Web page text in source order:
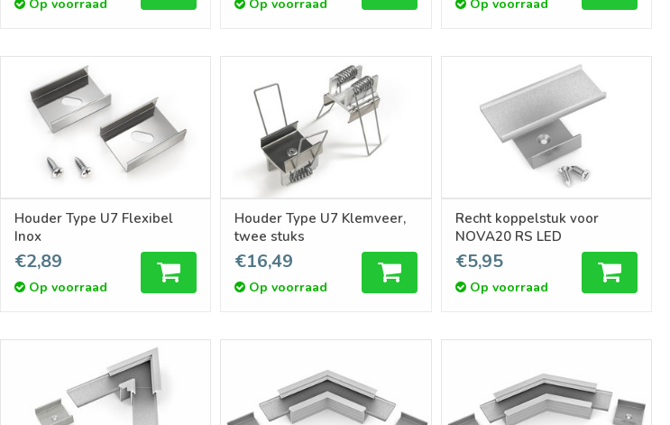
Op voorraad Op voorraad Op voorraad
Houder Type U7 Flexibel
Inox
€2,89
Op voorraad
Houder Type U7 Klemveer,
twee stuks
€16,49
Op voorraad
Recht koppelstuk voor
NOVA20 RS LED
€5,95
Op voorraad